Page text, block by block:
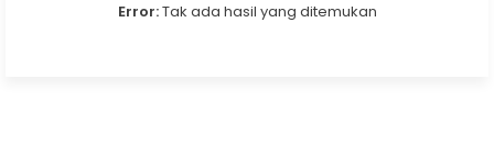
Error:Tak ada hasil yang ditemukan